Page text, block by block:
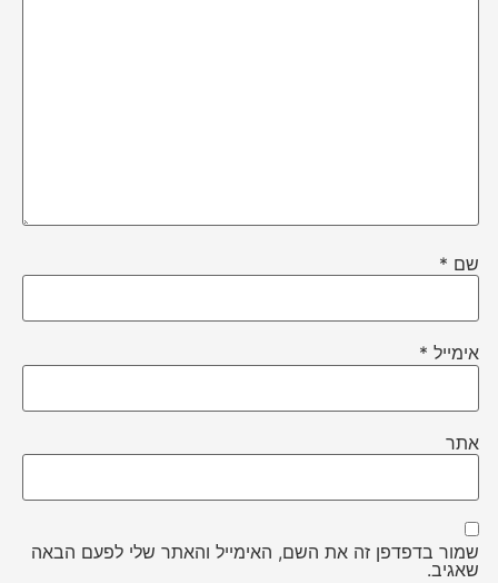
שם *
אימייל *
אתר
שמור בדפדפן זה את השם, האימייל והאתר שלי לפעם הבאה
שאגיב.